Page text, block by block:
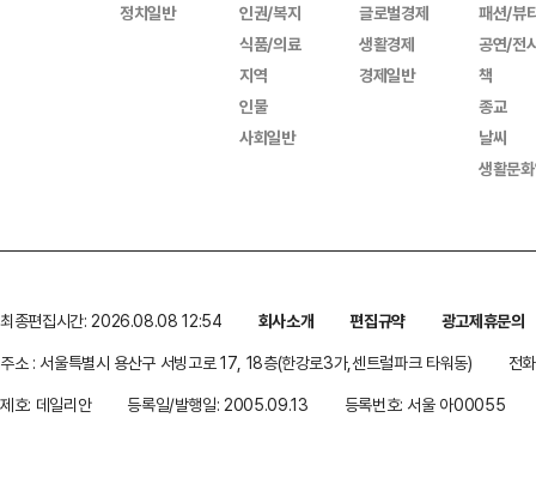
정치일반
인권/복지
식품/의료
지역
인물
사회일반
글로벌경제
생활경제
경제일반
패션/뷰
공연/전
책
종교
날씨
생활문
최종편집시간: 2026.08.08 12:54 회사소개 편집규약
광고제휴문의
주소 : 서울특별시 용산구 서빙고로 17, 18층(한강로3가,센트럴파크 타워동)
전
제호: 데일리안
등록일/발행일: 2005.09.13 등록번호: 서울 아00055